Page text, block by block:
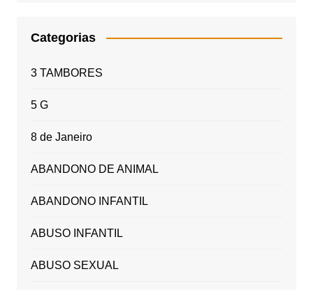
Categorias
3 TAMBORES
5 G
8 de Janeiro
ABANDONO DE ANIMAL
ABANDONO INFANTIL
ABUSO INFANTIL
ABUSO SEXUAL